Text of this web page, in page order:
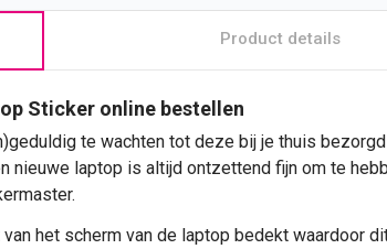
Product details
Sticker online bestellen
te wachten tot deze bij je thuis
nieuwe laptop is altijd ontzettend fijn om te
het scherm van de laptop bedekt waardoor